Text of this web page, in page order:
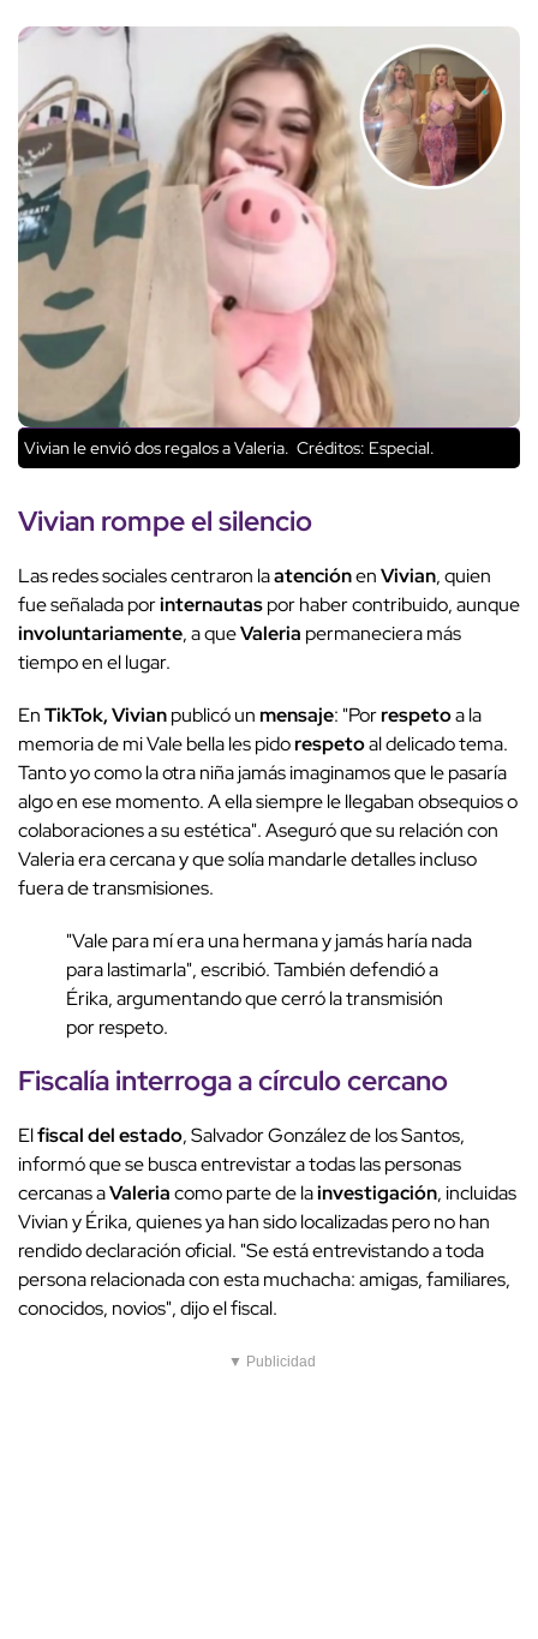
Vivian le envió dos regalos a Valeria. Créditos: Especial.
Vivian rompe el silencio
Las redes sociales centraron laatenciónenVivian, quien
fue señalada porinternautaspor haber contribuido, aunque
involuntariamente, a queValeria permaneciera más
tiempo en el lugar.
EnTikTok, Vivianpublicó unmensaje: "Porrespetoa la
memoria de mi Vale bella les pidorespetoal delicado tema.
Tanto yo como la otra niña jamás imaginamos que le pasaría
algo en ese momento. A ella siempre le llegaban obsequios o
colaboraciones a su estética". Aseguró que su relación con
Valeria era cercana y que solía mandarle detalles incluso
fuera de transmisiones.
"Vale para mí era una hermana y jamás haría nada
para lastimarla", escribió. También defendió a
Érika, argumentando que cerró la transmisión
por respeto.
Fiscalía interroga a círculo cercano
Elfiscal del estado, Salvador González de los Santos,
informó que se busca entrevistar a todas las personas
cercanas aValeriacomo parte de lainvestigación, incluidas
Vivian y Érika, quienes ya han sido localizadas pero no han
rendido declaración oficial. "Se está entrevistando a toda
persona relacionada con esta muchacha: amigas, familiares,
conocidos, novios", dijo el fiscal.
▼ Publicidad